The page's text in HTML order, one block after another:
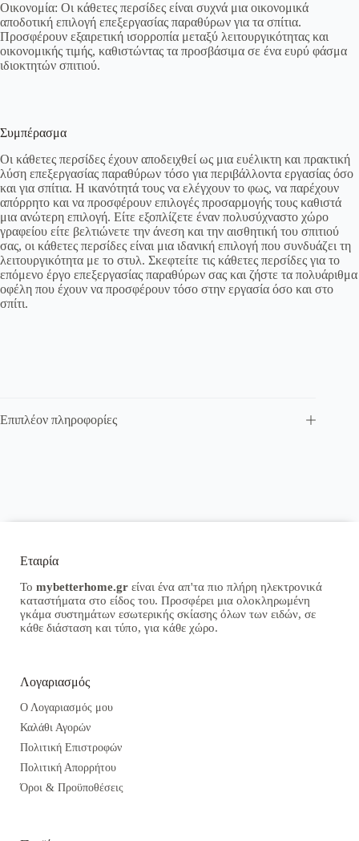
Οικονομία: Οι κάθετες περσίδες είναι συχνά μια οικονομικά
αποδοτική επιλογή επεξεργασίας παραθύρων για τα σπίτια.
Προσφέρουν εξαιρετική ισορροπία μεταξύ λειτουργικότητας και
οικονομικής τιμής, καθιστώντας τα προσβάσιμα σε ένα ευρύ φάσμα
ιδιοκτητών σπιτιού.
Συμπέρασμα
Οι κάθετες περσίδες έχουν αποδειχθεί ως μια ευέλικτη και πρακτική
λύση επεξεργασίας παραθύρων τόσο για περιβάλλοντα εργασίας όσο
και για σπίτια. Η ικανότητά τους να ελέγχουν το φως, να παρέχουν
απόρρητο και να προσφέρουν επιλογές προσαρμογής τους καθιστά
μια ανώτερη επιλογή. Είτε εξοπλίζετε έναν πολυσύχναστο χώρο
γραφείου είτε βελτιώνετε την άνεση και την αισθητική του σπιτιού
σας, οι κάθετες περσίδες είναι μια ιδανική επιλογή που συνδυάζει τη
λειτουργικότητα με το στυλ. Σκεφτείτε τις κάθετες περσίδες για το
επόμενο έργο επεξεργασίας παραθύρων σας και ζήστε τα πολυάριθμα
οφέλη που έχουν να προσφέρουν τόσο στην εργασία όσο και στο
σπίτι.
Επιπλέον πληροφορίες
Εταιρία
Το mybetterhome.gr είναι ένα απ'τα πιο πλήρη ηλεκτρονικά
καταστήματα στο είδος του. Προσφέρει μια ολοκληρωμένη
γκάμα συστημάτων εσωτερικής σκίασης όλων των ειδών, σε
κάθε διάσταση και τύπο, για κάθε χώρο.
Λογαριασμός
Ο Λογαριασμός μου
Καλάθι Αγορών
Πολιτική Επιστροφών
Πολιτική Απορρήτου
Όροι & Προϋποθέσεις